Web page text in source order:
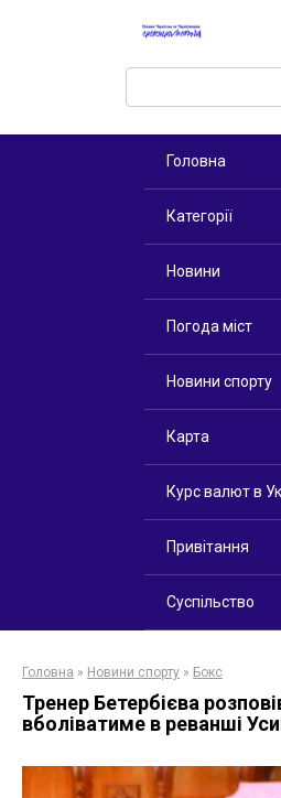
Поиск:
Головна
Категорії
Новини
Погода міст
Новини спорту
Карта
Курс валют в
Привітання
Суспільство
Головна » Новини спорту » Бокс
Тренер Бетербієва
вболіватиме в реванші